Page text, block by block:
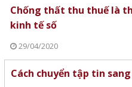
Chống thất thu thuế là
kinh tế số
29/04/2020
Cách chuyển tập tin